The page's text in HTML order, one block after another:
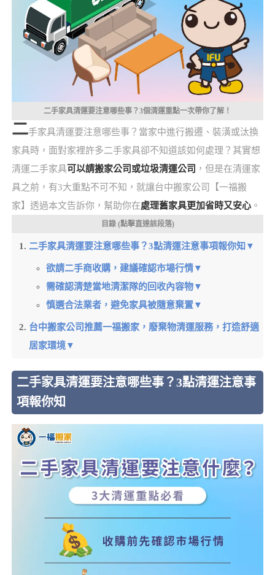
二手家具清運要注意哪些事？3個清運重點一次帶你了解！
二手家具清運要注意哪些事？當家中進行搬遷、裝潢或汰換
家具時，面對家裡許多二手家具卻不知道該如何處理？其實想
清運二手家具可以請搬家公司或垃圾清運公司
，但是在清運家
具之前，有3大重點不可不知，就讓台中搬家公司【一福搬
家】透過本文告訴你，幫助你在處理舊家具更加省時又安心。
目錄 (點擊直達該段落)
二手家具清運要注意哪些事？3點清運注意事項報你知▼
欲請二手商收購，建議確認市場行情▼
需確認清楚當地清潔隊的回收內容物▼
慎選合法業者，避免家具被隨意棄置▼
台中搬家公司推薦一福搬家，廢棄物清運服務，打造舒適
居家環境▼
二手家具清運要注意哪些事？3點清運注意事
項報你知